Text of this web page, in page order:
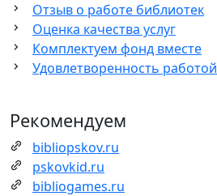
Отзыв о работе библиотек
Оценка качества услуг
Комплектуем фонд вместе
Удовлетворенность работой
Рекомендуем
bibliopskov.ru
pskovkid.ru
bibliogames.ru